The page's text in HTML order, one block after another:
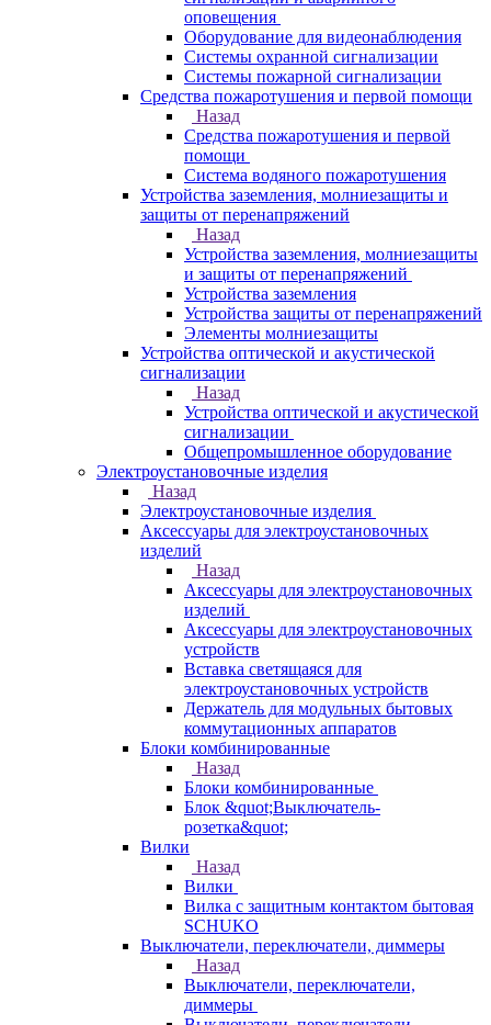
оповещения
Оборудование для видеонаблюдения
Системы охранной сигнализации
Системы пожарной сигнализации
Средства пожаротушения и первой помощи
Назад
Средства пожаротушения и первой
помощи
Система водяного пожаротушения
Устройства заземления, молниезащиты и
защиты от перенапряжений
Назад
Устройства заземления, молниезащиты
и защиты от перенапряжений
Устройства заземления
Устройства защиты от перенапряжений
Элементы молниезащиты
Устройства оптической и акустической
сигнализации
Назад
Устройства оптической и акустической
сигнализации
Общепромышленное оборудование
Электроустановочные изделия
Назад
Электроустановочные изделия
Аксессуары для электроустановочных
изделий
Назад
Аксессуары для электроустановочных
изделий
Аксессуары для электроустановочных
устройств
Вставка светящаяся для
электроустановочных устройств
Держатель для модульных бытовых
коммутационных аппаратов
Блоки комбинированные
Назад
Блоки комбинированные
Блок &quot;Выключатель-
розетка&quot;
Вилки
Назад
Вилки
Вилка с защитным контактом бытовая
SCHUKO
Выключатели, переключатели, диммеры
Назад
Выключатели, переключатели,
диммеры